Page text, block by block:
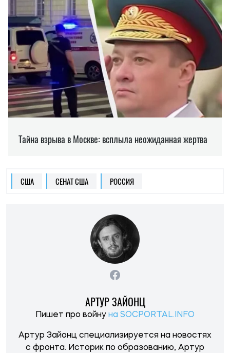
США СЕНАТ США РОССИЯ
АРТУР ЗАЙОНЦ
Пишет про войну на SOCPORTAL.INFO
Артур Зайонц специализируется на новостях
с фронта. Историк по образованию, Артур